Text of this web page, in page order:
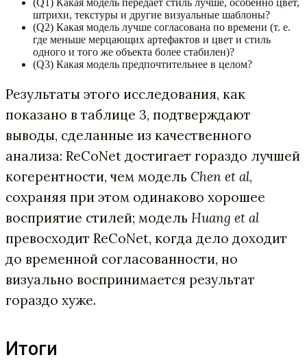
штрихи, текстуры и другие визуальные шаблоны?
(Q2) Какая модель лучше согласована по времени (т. е.
где меньше мерцающих артефактов и цвет и стиль
одного и того же объекта более стабилен)?
(Q3) Какая модель предпочтительнее в целом?
Результаты этого исследования, как
показано в таблице 3, подтверждают
выводы, сделанные из качественного
анализа: ReCoNet достигает гораздо лучшей
когерентности, чем модель Chen et al,
сохраняя при этом одинаково хорошее
восприятие стилей; модель Huang et al
превосходит ReCoNet, когда дело доходит
до временной согласованности, но
визуально воспринимается результат
гораздо хуже.
Итоги